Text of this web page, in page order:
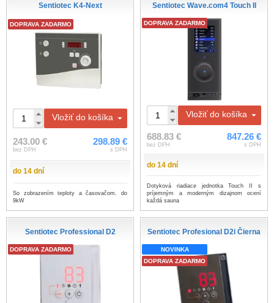
Sentiotec K4-Next
DOPRAVA ZADARMO
Vložiť do košíka
243.00 €
bez DPH
298.89 €
s DPH
do 14 dní
So zobrazením teploty a časovačom. do
9kW
Sentiotec Wave.com4 Touch II
DOPRAVA ZADARMO
Vložiť do košíka
688.83 €
bez DPH
847.26 €
s DPH
do 14 dní
Dotyková riadiace jednotka Touch II s
príjemným a moderným dizajnom ocení
každá sauna
Sentiotec Professional D2
DOPRAVA ZADARMO
Sentiotec Profesional D2i Čierna
NOVINKA
DOPRAVA ZADARMO